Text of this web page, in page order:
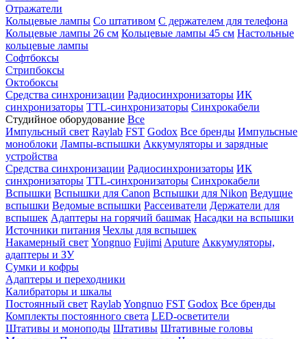
Отражатели
Кольцевые лампы Со штативом С держателем для телефона
Кольцевые лампы 26 см Кольцевые лампы 45 см Настольные
кольцевые лампы
Софтбоксы
Стрипбоксы
Октобоксы
Средства синхронизации Радиосинхронизаторы ИК
синхронизаторы TTL-синхронизаторы Синхрокабели
Студийное оборудование Все
Импульсный свет Raylab FST Godox Все бренды Импульсные
моноблоки Лампы-вспышки Аккумуляторы и зарядные
устройства
Средства синхронизации Радиосинхронизаторы ИК
синхронизаторы TTL-синхронизаторы Синхрокабели
Вспышки Вспышки для Canon Вспышки для Nikon Ведущие
вспышки Ведомые вспышки Рассеиватели Держатели для
вспышек Адаптеры на горячий башмак Насадки на вспышки
Источники питания Чехлы для вспышек
Накамерный свет Yongnuo Fujimi Aputure Аккумуляторы,
адаптеры и ЗУ
Сумки и кофры
Адаптеры и переходники
Калибраторы и шкалы
Постоянный свет RaylabYongnuo FST Godox Все бренды
Комплекты постоянного света LED-осветители
Штативы и моноподы Штативы Штативные головы